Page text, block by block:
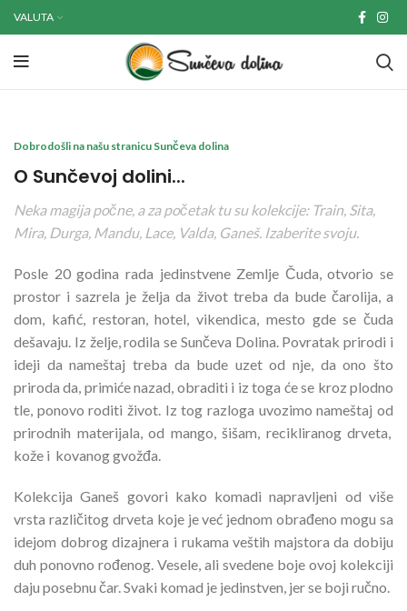
VALUTA
Dobrodošli na našu stranicu Sunčeva dolina
O Sunčevoj dolini...
Neka magija počne, a za početak tu su kolekcije: Train, Sita,
Mira, Durga, Mandu, Lace, Valda, Ganeš. Izaberite svoju.
Posle 20 godina rada jedinstvene Zemlje Čuda, otvorio se
prostor i sazrela je želja da život treba da bude čarolija, a
dom, kafić, restoran, hotel, vikendica, mesto gde se čuda
dešavaju. Iz želje, rodila se Sunčeva Dolina. Povratak prirodi i
ideji da nameštaj treba da bude uzet od nje, da ono što
priroda da, primiće nazad, obraditi i iz toga će se kroz plodno
tle, ponovo roditi život. Iz tog razloga uvozimo nameštaj od
prirodnih materijala, od mango, šišam, recikliranog drveta,
kože i kovanog gvožđa.
Kolekcija Ganeš govori kako komadi napravljeni od više
vrsta različitog drveta koje je već jednom obrađeno mogu sa
idejom dobrog dizajnera i rukama veštih majstora da dobiju
duh ponovno rođenog. Vesele, ali svedene boje ovoj kolekciji
daju posebnu čar. Svaki komad je jedinstven, jer se boji ručno.